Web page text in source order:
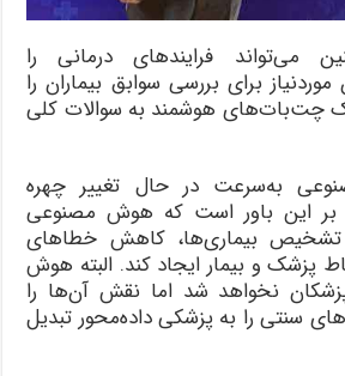
می‌تواند فرایندهای درمانی را
برای بررسی سوابق بیماران را
چت‌بات‌های هوشمند به سوالات کلی
به‌سرعت در حال تغییر چهره
بر این باور است که هوش مصنوعی
تشخیص بیماری‌ها، کاهش خطاهای
پزشک و بیمار ایجاد کند. البته هوش
نخواهد شد اما نقش آن‌ها را
سنتی را به پزشکی داده‌محور تبدیل